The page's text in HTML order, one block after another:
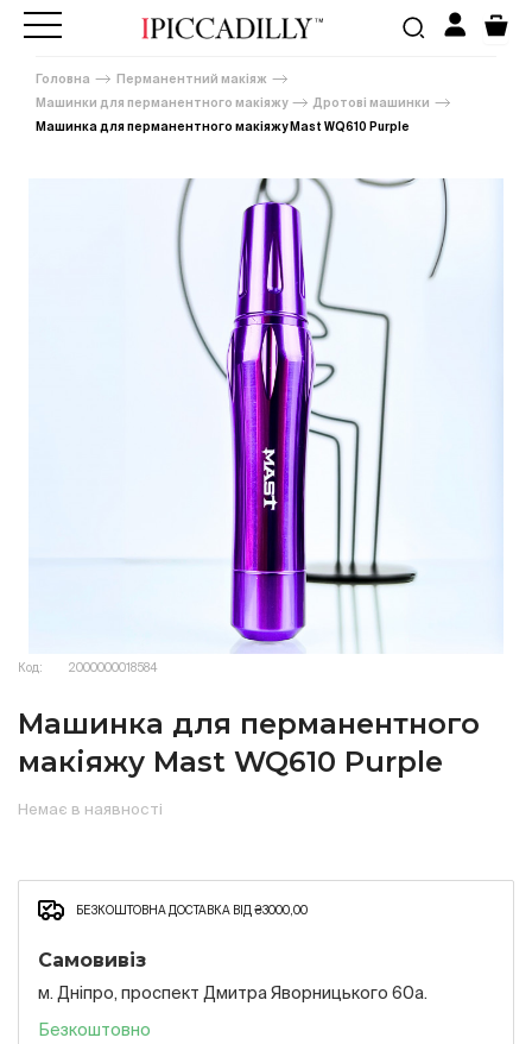
Головна
Перманентний макіяж
Машинки для перманентного макіяжу
Дротові машинки
Машинка для перманентного макіяжу Mast WQ610 Purple
Код: 2000000018584
Машинка для перманентного
макіяжу Mast WQ610 Purple
Немає в наявності
БЕЗКОШТОВНА ДОСТАВКА ВІД ₴3000,00
Самовивіз
м. Дніпро, проспект Дмитра Яворницького 60а.
Безкоштовно